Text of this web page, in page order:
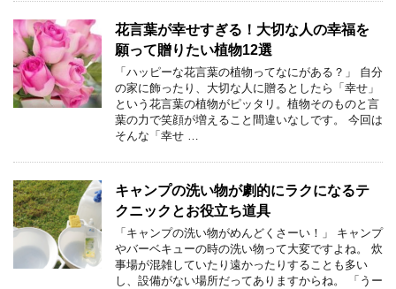
花言葉が幸せすぎる！大切な人の幸福を
願って贈りたい植物12選
「ハッピーな花言葉の植物ってなにがある？」 自分
の家に飾ったり、大切な人に贈るとしたら「幸せ」
という花言葉の植物がピッタリ。植物そのものと言
葉の力で笑顔が増えること間違いなしです。 今回は
そんな「幸せ …
キャンプの洗い物が劇的にラクになるテ
クニックとお役立ち道具
「キャンプの洗い物がめんどくさーい！」 キャンプ
やバーベキューの時の洗い物って大変ですよね。 炊
事場が混雑していたり遠かったりすることも多い
し、設備がない場所だってありますからね。 「うー